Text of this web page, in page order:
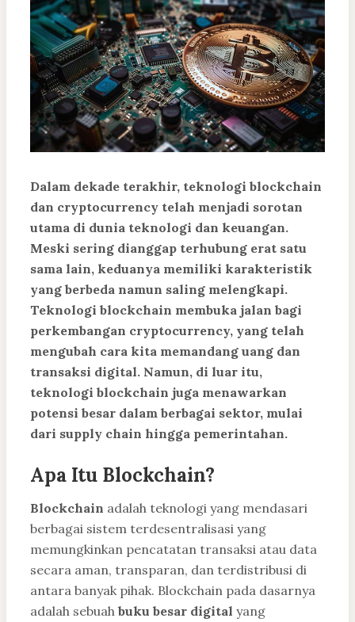
Dalam dekade terakhir, teknologi blockchain
dan cryptocurrency telah menjadi sorotan
utama di dunia teknologi dan keuangan.
Meski sering dianggap terhubung erat satu
sama lain, keduanya memiliki karakteristik
yang berbeda namun saling melengkapi.
Teknologi blockchain membuka jalan bagi
perkembangan cryptocurrency, yang telah
mengubah cara kita memandang uang dan
transaksi digital. Namun, di luar itu,
teknologi blockchain juga menawarkan
potensi besar dalam berbagai sektor, mulai
dari supply chain hingga pemerintahan.
Apa Itu Blockchain?
Blockchain adalah teknologi yang mendasari
berbagai sistem terdesentralisasi yang
memungkinkan pencatatan transaksi atau data
secara aman, transparan, dan terdistribusi di
antara banyak pihak. Blockchain pada dasarnya
adalah sebuah buku besar digital yang